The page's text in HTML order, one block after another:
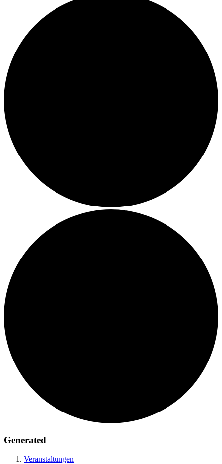
Generated
Veranstaltungen